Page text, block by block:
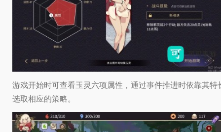
游戏开始时可查看玉灵六项属性，通过事件推进时依靠其特
选取相应的策略。